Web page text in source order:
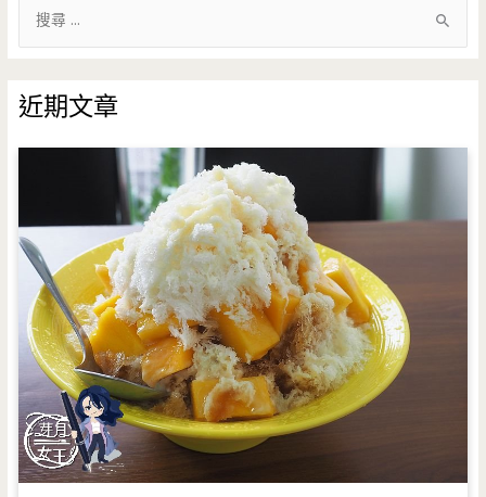
鍵
字
:
近期文章